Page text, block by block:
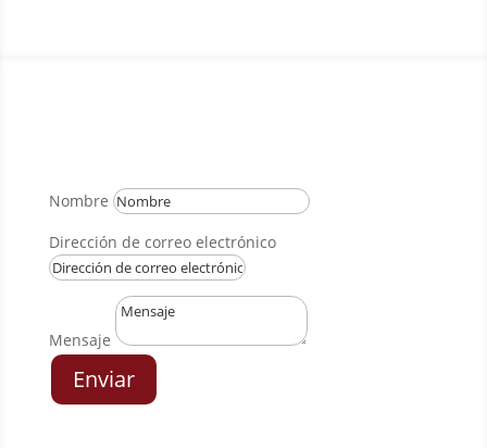
Nombre
Dirección de correo electrónico
Mensaje
Enviar